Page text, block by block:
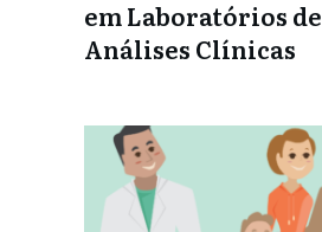
em Laboratórios de
Análises Clínicas